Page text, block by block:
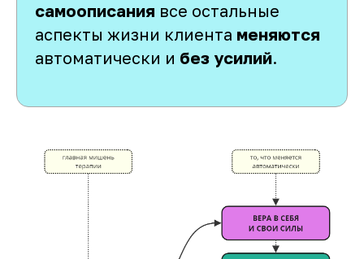
самоописания все остальные
аспекты жизни клиента меняются
автоматически и без усилий.